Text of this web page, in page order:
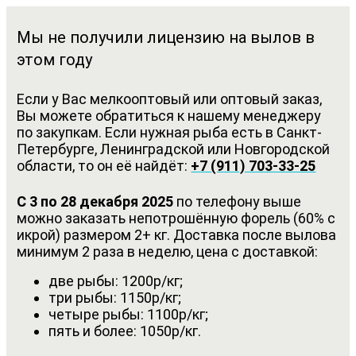
Мы не получили лицензию на вылов в
этом году
Если у Вас мелкооптовый или оптовый заказ,
Вы можете обратиться к нашему менеджеру
по закупкам. Если нужная рыба есть в Санкт-
Петербурге, Ленинградской или Новгородской
области, то он её найдёт: +7 (911) 703-33-25
С 3 по 28 декабря 2025 по телефону выше
можно заказать непотрошённую форель (60% с
икрой) размером 2+ кг. Доставка после вылова
минимум 2 раза в неделю, цена с доставкой:
две рыбы: 1200р/кг;
три рыбы: 1150р/кг;
четыре рыбы: 1100р/кг;
пять и более: 1050р/кг.